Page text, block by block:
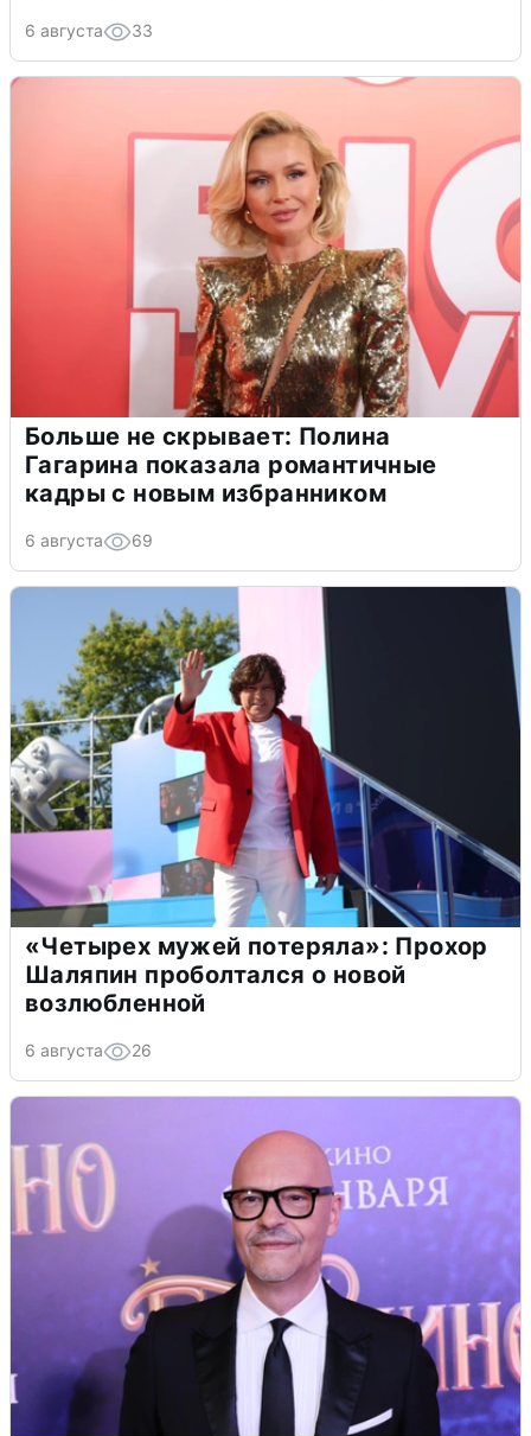
6 августа 33
Больше не скрывает: Полина
Гагарина показала романтичные
кадры с новым избранником
6 августа 69
«Четырех мужей потеряла»: Прохор
Шаляпин проболтался о новой
возлюбленной
6 августа 26